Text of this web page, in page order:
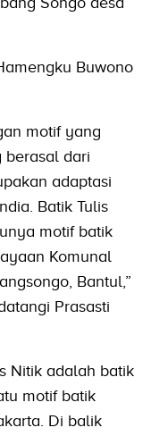
Buwono
motif yang
berasal dari
adaptasi
Batik Tulis
motif batik
Komunal
Bantul,”
Prasasti
Nitik adalah batik
motif batik
Di balik